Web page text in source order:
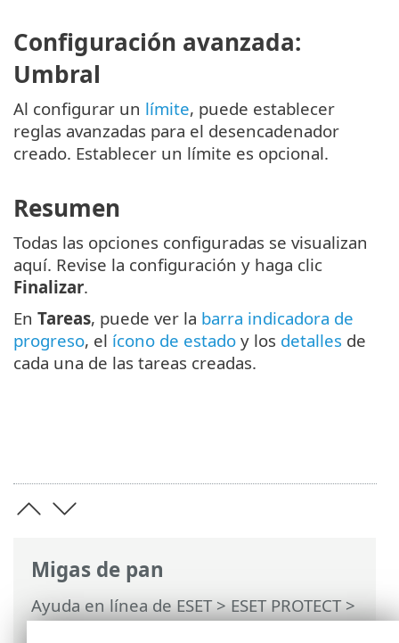
Migas de pan
Ayuda en línea de ESET>ESET PROTECT>
Usar ESET PROTECT>ESET PROTECT
Configuración avanzada:
Umbral
Al configurar un límite, puede establecer
reglas avanzadas para el desencadenador
creado. Establecer un límite es opcional.
Resumen
Todas las opciones configuradas se visualizan
aquí. Revise la configuración y haga clic
Finalizar.
En Tareas, puede ver la barra indicadora de
progreso, el ícono de estado y los detalles de
cada una de las tareas creadas.